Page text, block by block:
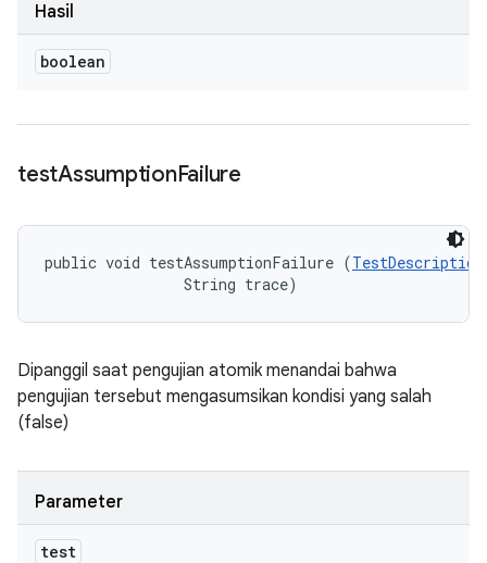
Hasil
boolean
testAssumptionFailure
public void testAssumptionFailure (TestDescription
                String trace)
Dipanggil saat pengujian atomik menandai bahwa
pengujian tersebut mengasumsikan kondisi yang salah
(false)
Parameter
test